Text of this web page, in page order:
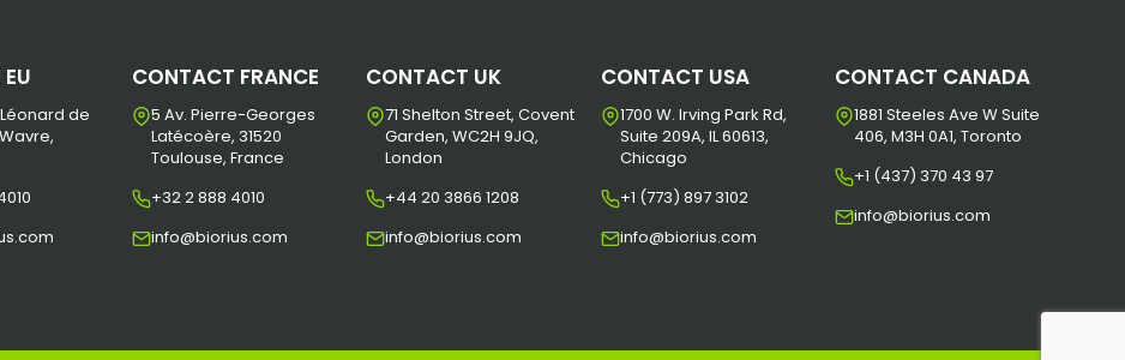
de
CONTACT FRANCE
5 Av. Pierre-Georges
Latécoère, 31520
Toulouse, France
+32 2 888 4010
info@biorius.com
CONTACT UK
71 Shelton Street, Covent
Garden, WC2H 9JQ,
London
+44 20 3866 1208
info@biorius.com
CONTACT USA
1700 W. Irving Park Rd,
Suite 209A, IL 60613,
Chicago
+1 (773) 897 3102
info@biorius.com
CONTACT CANADA
1881 Steeles Ave W Suite
406, M3H 0A1, Toronto
+1 (437) 370 43 97
info@biorius.com